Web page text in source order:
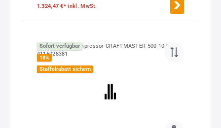
1.324,47 €*inkl. MwSt.
Sofort verfügbar
18%
Staffelrabatt sichern